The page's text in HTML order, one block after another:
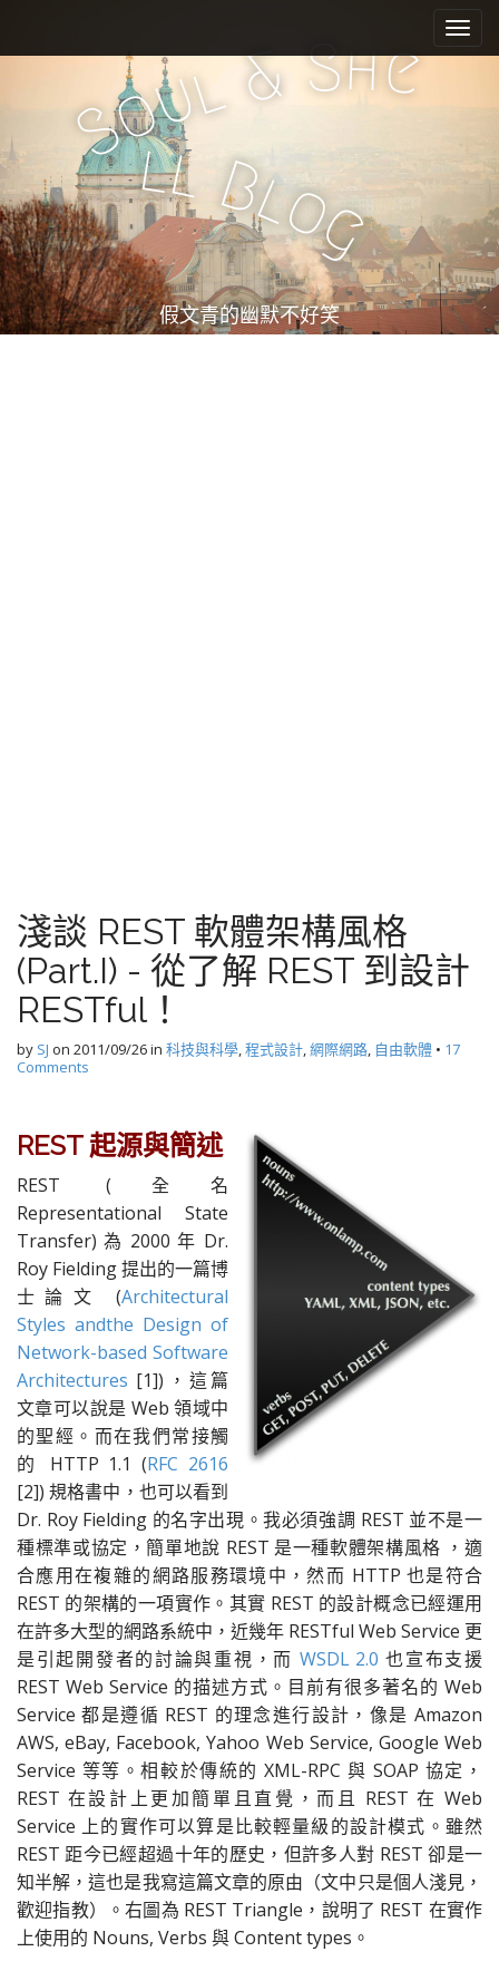
e
n
u
i
c
n
t
e
n
t
S
oul&She
ll Blog
假文青的幽默不好笑
淺談 REST 軟體架構風格
(Part.I) - 從了解 REST 到設計
RESTful！
by SJ on 2011/09/26in 科技與科學,程式設計,網際網路, 自由軟體 • 17
Comments
REST 起源與簡述
REST (全名
Representational State
Transfer) 為 2000 年 Dr.
Roy Fielding 提出的一篇博
士論文 (Architectural
Styles andthe Design of
Network-based Software
Architectures [1])，這篇
文章可以說是 Web 領域中
的聖經。而在我們常接觸
的 HTTP 1.1 (RFC 2616
[2]) 規格書中，也可以看到
Dr. Roy Fielding 的名字出現。我必須強調 REST 並不是一
種標準或協定，簡單地說 REST 是一種軟體架構風格 ，適
合應用在複雜的網路服務環境中，然而 HTTP 也是符合
REST 的架構的一項實作。其實 REST 的設計概念已經運用
在許多大型的網路系統中，近幾年 RESTful Web Service 更
是引起開發者的討論與重視，而 WSDL 2.0 也宣布支援
REST Web Service 的描述方式。目前有很多著名的 Web
Service 都是遵循 REST 的理念進行設計，像是 Amazon
AWS, eBay, Facebook, Yahoo Web Service, Google Web
Service 等等。相較於傳統的 XML-RPC 與 SOAP 協定，
REST 在設計上更加簡單且直覺，而且 REST 在 Web
Service 上的實作可以算是比較輕量級的設計模式。雖然
REST 距今已經超過十年的歷史，但許多人對 REST 卻是一
知半解，這也是我寫這篇文章的原由（文中只是個人淺見，
歡迎指教）。右圖為 REST Triangle，說明了 REST 在實作
上使用的 Nouns, Verbs 與 Content types。